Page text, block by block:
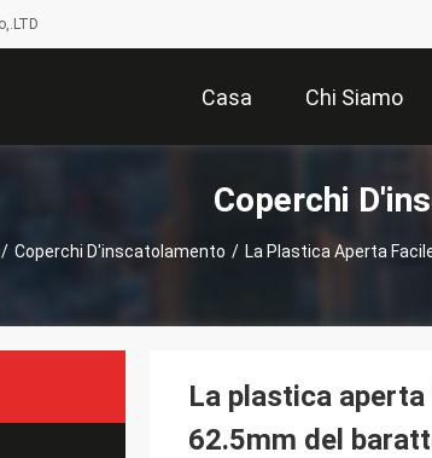
Casa Chi Siamo
Coperchi
/ Coperchi D'inscatolamento / La Plastica Aperta
La plastica
62.5mm del